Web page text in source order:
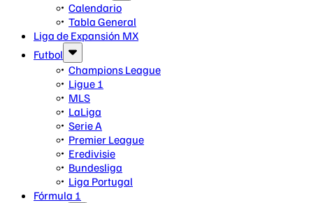
Calendario
Tabla General
Liga de Expansión MX
Futbol
Champions League
Ligue 1
MLS
LaLiga
Serie A
Premier League
Eredivisie
Bundesliga
Liga Portugal
Fórmula 1